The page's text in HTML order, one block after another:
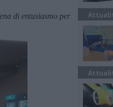
di entusiasmo per